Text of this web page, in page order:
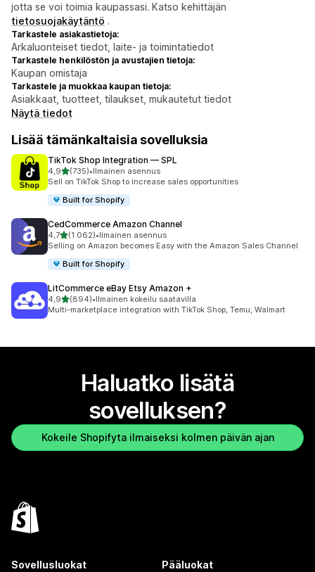
jotta se voi toimia kaupassasi. Katso kehittäjän
tietosuojakäytäntö .
Tarkastele asiakastietoja:
Arkaluonteiset tiedot, laite- ja toimintatiedot
Tarkastele henkilöstön ja avustajien tietoja:
Kaupan omistaja
Tarkastele ja muokkaa kaupan tietoja:
Asiakkaat, tuotteet, tilaukset, mukautetut tiedot
Näytä tiedot
Lisää tämänkaltaisia sovelluksia
TikTok Shop Integration — SPL
4,9/ 5 tähteä
(735)
735 arvostelua yhteensä
•Ilmainen asennus
Sell on TikTok Shop to increase sales opportunities
Built for Shopify
CedCommerce Amazon Channel
4,7/ 5 tähteä
(1 062)
1062 arvostelua yhteensä
•Ilmainen asennus
Selling on Amazon becomes Easy with the Amazon Sales Channel
Built for Shopify
LitCommerce eBay Etsy Amazon +
4,9/ 5 tähteä
(894)
894 arvostelua yhteensä
•Ilmainen kokeilu saatavilla
Multi-marketplace integration with TikTok Shop, Temu, Walmart
Haluatko lisätä
sovelluksen?
Kokeile Shopifyta ilmaiseksi kolmen päivän ajan
Sovellusluokat Pääluokat